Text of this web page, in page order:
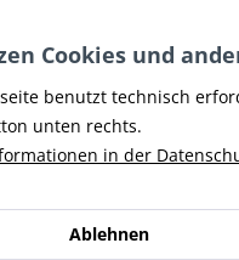
Deutschlands nur
können, hängt von der
Deutschlands muss
zu "Spiegel
weitere Artikel vom
Cookies und
benutzt technisch
unten rechts.
in der
Ablehnen